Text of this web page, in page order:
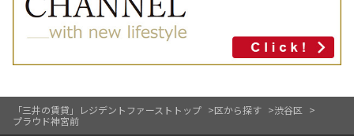
「三井の賃貸」レジデントファーストトップ 区から探す
渋谷区
プラウド神宮前